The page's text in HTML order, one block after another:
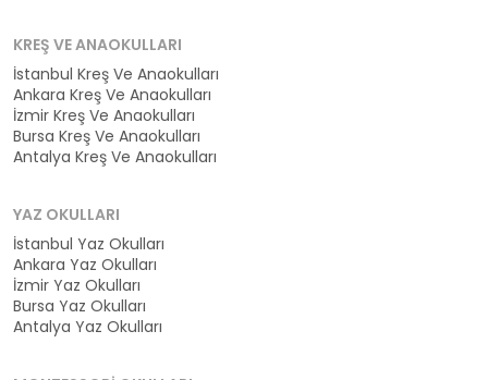
KREŞ VE ANAOKULLARI
İstanbul Kreş Ve Anaokulları
Ankara Kreş Ve Anaokulları
İzmir Kreş Ve Anaokulları
Bursa Kreş Ve Anaokulları
Antalya Kreş Ve Anaokulları
YAZ OKULLARI
İstanbul Yaz Okulları
Ankara Yaz Okulları
İzmir Yaz Okulları
Bursa Yaz Okulları
Antalya Yaz Okulları